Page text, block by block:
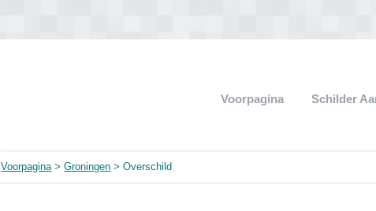
Voorpagina Schilder
Voorpagina>Groningen > Overschild